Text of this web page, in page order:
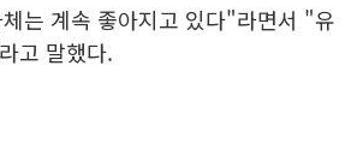
는 계속 좋아지고 있다"라면서 "유
고 말했다.